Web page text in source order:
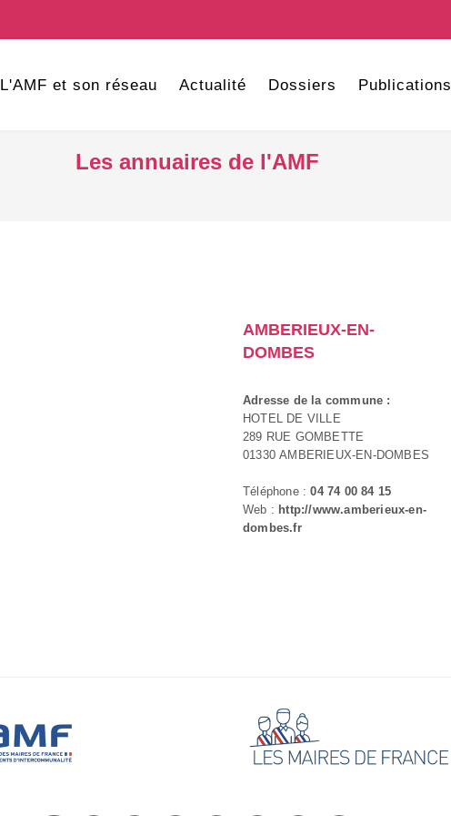
L'AMF et son réseau Actualité Dossiers Publications
Les annuaires de l'AMF
AMBERIEUX-EN-
DOMBES
Adresse de la commune :
HOTEL DE VILLE
289 RUE GOMBETTE
01330 AMBERIEUX-EN-DOMBES
Téléphone :04 74 00 84 15
Web : http://www.amberieux-en-
dombes.fr